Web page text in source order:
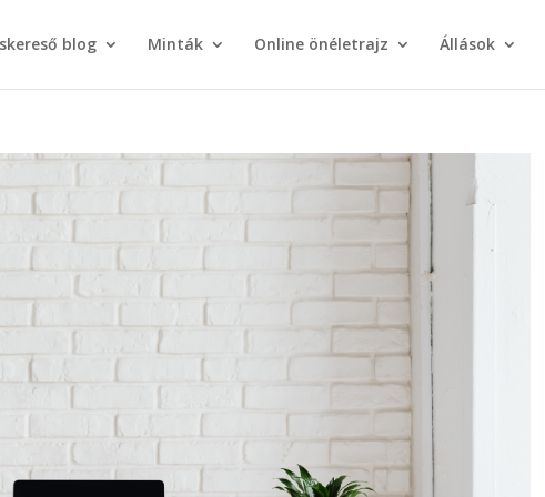
blog Minták Online önéletrajz Állások